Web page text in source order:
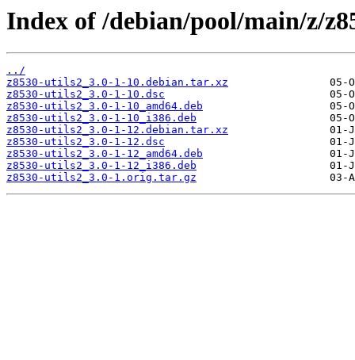
Index of /debian/pool/main/z/
../
z8530-utils2_3.0-1-10.debian.tar.xz
z8530-utils2_3.0-1-10.dsc
z8530-utils2_3.0-1-10_amd64.deb
z8530-utils2_3.0-1-10_i386.deb
z8530-utils2_3.0-1-12.debian.tar.xz
z8530-utils2_3.0-1-12.dsc
z8530-utils2_3.0-1-12_amd64.deb
z8530-utils2_3.0-1-12_i386.deb
z8530-utils2_3.0-1.orig.tar.gz